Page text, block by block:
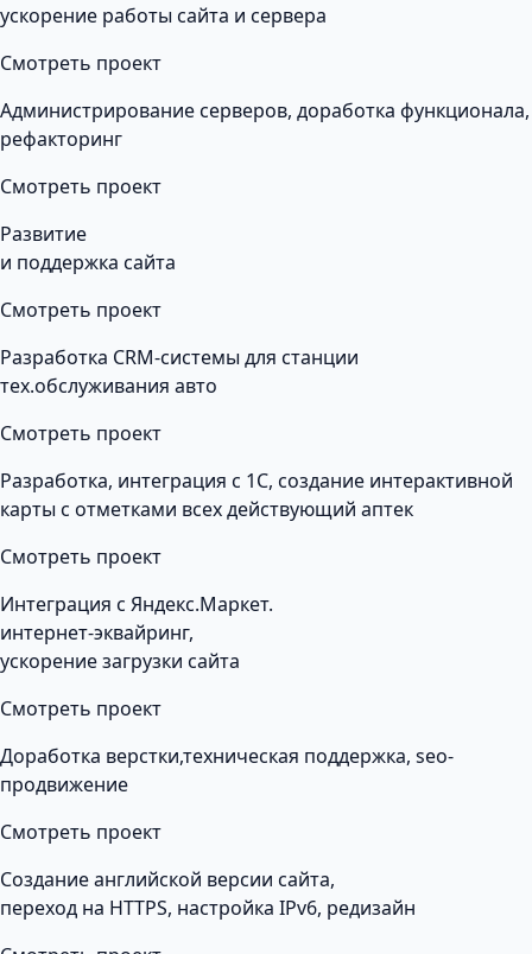
ускорение работы сайта и сервера
Смотреть проект
Администрирование серверов, доработка функционала,
рефакторинг
Смотреть проект
Развитие
и поддержка сайта
Смотреть проект
Разработка CRM-системы для станции
тех.обслуживания авто
Смотреть проект
Разработка, интеграция с 1С, создание интерактивной
карты с отметками всех действующий аптек
Смотреть проект
Интеграция с Яндекс.Маркет.
интернет-эквайринг,
ускорение загрузки сайта
Смотреть проект
Доработка верстки,техническая поддержка, seo-
продвижение
Смотреть проект
Создание английской версии сайта,
переход на HTTPS, настройка IPv6, редизайн